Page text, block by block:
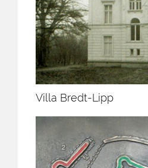
Villa Bredt-Lipp